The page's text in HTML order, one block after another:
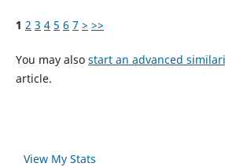
1 2 3 4 5 6 7 > >>
You may also start an advanced
article.
View My Stats